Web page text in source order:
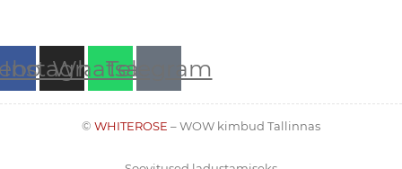
Instagram
WhatsappTelegram
© WHITEROSE – WOW kimbud Tallinnas